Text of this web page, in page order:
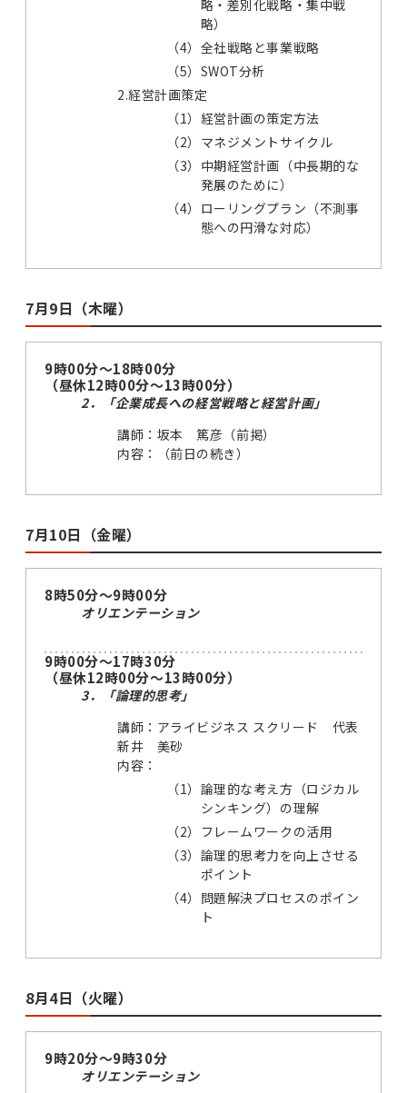
略・差別化戦略・集中戦
略）
（4） 全社戦略と事業戦略
（5） SWOT分析
2.経営計画策定
（1） 経営計画の策定方法
（2） マネジメントサイクル
（3） 中期経営計画（中長期的な
発展のために）
（4） ローリングプラン（不測事
態への円滑な対応）
7月9日（木曜）
9時00分～18時00分
（昼休12時00分～13時00分）
2．「企業成長への経営戦略と経営計画」
講師：坂本 篤彦（前掲）
内容：（前日の続き）
7月10日（金曜）
8時50分～9時00分
オリエンテーション
9時00分～17時30分
（昼休12時00分～13時00分）
3．「論理的思考」
講師：アライビジネス スクリード 代表
新井 美砂
内容：
（1） 論理的な考え方（ロジカル
シンキング）の理解
（2）
フレームワークの活用
（3） 論理的思考力を向上させる
ポイント
（4） 問題解決プロセスのポイン
ト
8月4日（火曜）
9時20分～9時30分
オリエンテーション